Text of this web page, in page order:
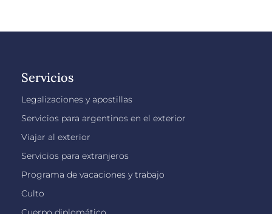
Servicios
Legalizaciones y apostillas
Servicios para argentinos en el exterior
Viajar al exterior
Servicios para extranjeros
Programa de vacaciones y trabajo
Culto